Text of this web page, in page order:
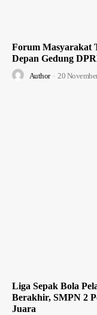
Forum Masyarakat
Depan Gedung
Author - 20
Liga Sepak Bola
Berakhir, SMPN 2
Juara